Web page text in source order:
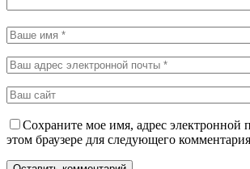
Сохраните мое имя, адрес электронной
этом браузере для следующего